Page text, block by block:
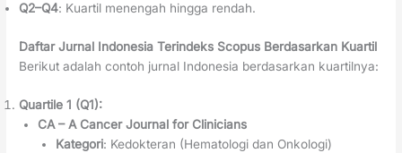
Q2–Q4: Kuartil menengah hingga rendah.
Daftar Jurnal Indonesia Terindeks Scopus Berdasarkan Kuartil
Berikut adalah contoh jurnal Indonesia berdasarkan kuartilnya:
Quartile 1 (Q1):
CA – A Cancer Journal for Clinicians
Kategori: Kedokteran (Hematologi dan Onkologi)